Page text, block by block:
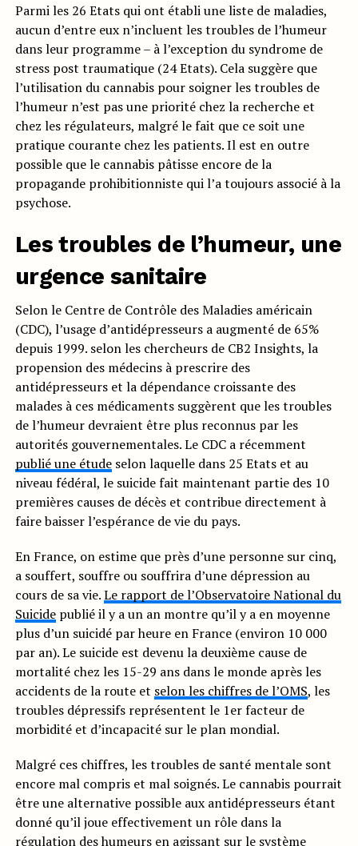
Parmi les 26 Etats qui ont établi une liste de maladies,
aucun d’entre eux n’incluent les troubles de l’humeur
dans leur programme – à l’exception du syndrome de
stress post traumatique (24 Etats). Cela suggère que
l’utilisation du cannabis pour soigner les troubles de
l’humeur n’est pas une priorité chez la recherche et
chez les régulateurs, malgré le fait que ce soit une
pratique courante chez les patients. Il est en outre
possible que le cannabis pâtisse encore de la
propagande prohibitionniste qui l’a toujours associé à la
psychose.
Les troubles de l’humeur, une
urgence sanitaire
Selon le Centre de Contrôle des Maladies américain
(CDC), l’usage d’antidépresseurs a augmenté de 65%
depuis 1999. selon les chercheurs de CB2 Insights, la
propension des médecins à prescrire des
antidépresseurs et la dépendance croissante des
malades à ces médicaments suggèrent que les troubles
de l’humeur devraient être plus reconnus par les
autorités gouvernementales. Le CDC a récemment
publié une étudeselon laquelle dans 25 Etats et au
niveau fédéral, le suicide fait maintenant partie des 10
premières causes de décès et contribue directement à
faire baisser l’espérance de vie du pays.
En France, on estime que près d’une personne sur cinq,
a souffert, souffre ou souffrira d’une dépression au
cours de sa vie.Le rapport de l’Observatoire National du
Suicidepublié il y a un an montre qu’il y a en moyenne
plus d’un suicidé par heure en France (environ 10 000
par an). Le suicide est devenu la deuxième cause de
mortalité chez les 15-29 ans dans le monde après les
accidents de la route et selon les chiffres de l’OMS, les
troubles dépressifs représentent le 1er facteur de
morbidité et d’incapacité sur le plan mondial.
Malgré ces chiffres, les troubles de santé mentale sont
encore mal compris et mal soignés. Le cannabis pourrait
être une alternative possible aux antidépresseurs étant
donné qu’il joue effectivement un rôle dans la
régulation des humeurs en agissant surle système